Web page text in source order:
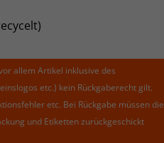
allem Artikel inklusive des
etc.) kein Rückgaberecht gilt.
etc. Bei Rückgabe müssen die
und Etiketten zurückgeschickt